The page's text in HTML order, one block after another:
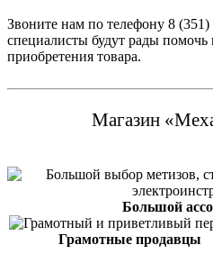
Звоните нам по телефону 8
специалисты будут рады
приобретения товара.
Магазин
Большой
Грамотные продавцы